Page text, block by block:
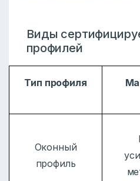
Виды
профилей
Тип профиля
Оконный
профиль